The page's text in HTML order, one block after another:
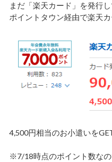
まだ「楽天カード」を発行
ポイントタウン経由で楽天
4,500円相当のお小遣いを
※7/18時点のポイント数な